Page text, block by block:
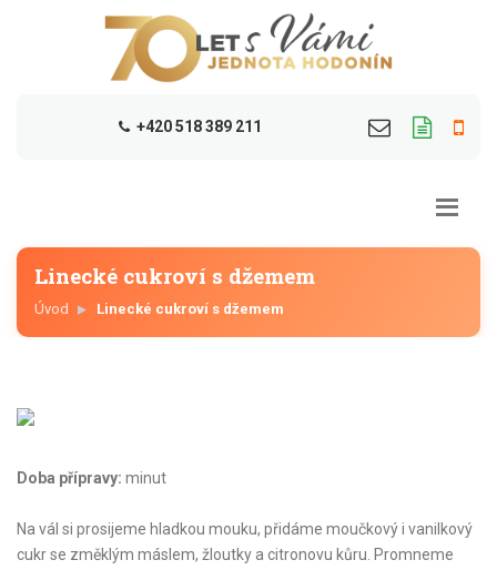
+420 518 389 211
Linecké cukroví s džemem
Úvod Linecké cukroví s džemem
Doba přípravy: minut
Na vál si prosijeme hladkou mouku, přidáme moučkový i vanilkový
cukr se změklým máslem, žloutky a citronovu kůru. Promneme